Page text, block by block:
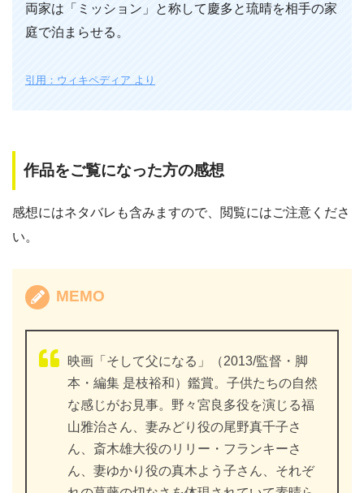
両家は「ミッション」と称して慶多と琉晴を相手の家
庭で泊まらせる。
引用：ウィキペディア より
作品をご覧になった方の感想
感想にはネタバレも含みますので、閲覧にはご注意くださ
い。
MEMO
映画「そして父になる」（2013/監督・脚
本・編集 是枝裕和）鑑賞。子供たちの自然
な感じがお見事。野々宮良多役を演じる福
山雅治さん、妻みどり役の尾野真千子さ
ん、斎木雄大役のリリー・フランキーさ
ん、妻ゆかり役の真木よう子さん、それぞ